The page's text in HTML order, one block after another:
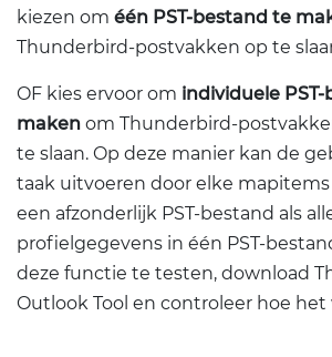
kiezen om één PST-bestand te
Thunderbird-postvakken op te
OF kies ervoor om individuele
maken om Thunderbird-
te slaan. Op deze manier kan de
taak uitvoeren door elke mapitems
een afzonderlijk PST-bestand als
profielgegevens in één PST-
deze functie te testen, download
Outlook Tool en controleer hoe het